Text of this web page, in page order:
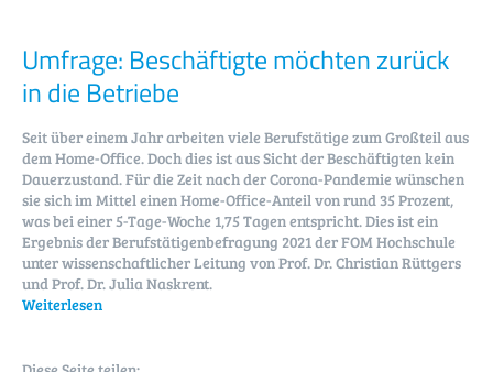
Umfrage: Beschäftigte möchten zurück
in die Betriebe
Seit über einem Jahr arbeiten viele Berufstätige zum Großteil aus
dem Home-Office. Doch dies ist aus Sicht der Beschäftigten kein
Dauerzustand. Für die Zeit nach der Corona-Pandemie wünschen
sie sich im Mittel einen Home-Office-Anteil von rund 35 Prozent,
was bei einer 5-Tage-Woche 1,75 Tagen entspricht. Dies ist ein
Ergebnis der Berufstätigenbefragung 2021 der FOM Hochschule
unter wissenschaftlicher Leitung von Prof. Dr. Christian Rüttgers
und Prof. Dr. Julia Naskrent.
Weiterlesen